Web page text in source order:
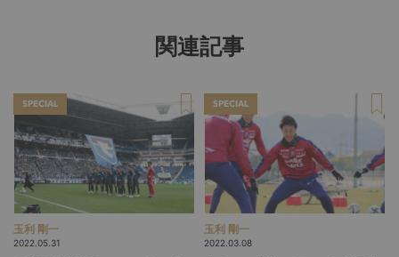
関連記事
SPECIAL
玉利 剛一
2022.05.31
SPECIAL
玉利 剛一
2022.03.08